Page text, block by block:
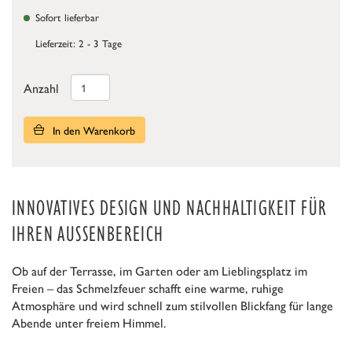
Sofort lieferbar
Lieferzeit: 2 - 3 Tage
Anzahl
In den Warenkorb
INNOVATIVES DESIGN UND NACHHALTIGKEIT FÜR
IHREN AUSSENBEREICH
Ob auf der Terrasse, im Garten oder am Lieblingsplatz im
Freien – das Schmelzfeuer schafft eine warme, ruhige
Atmosphäre und wird schnell zum stilvollen Blickfang für lange
Abende unter freiem Himmel.